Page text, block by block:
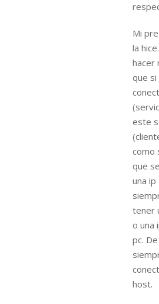
Mi
la
hacer
que
este
como
que
una
tener
o una
pc.
host.